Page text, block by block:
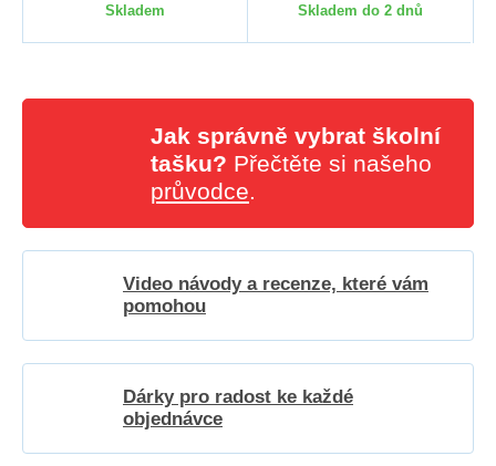
Skladem Skladem do 2 dnů
Jak správně vybrat školní
tašku? Přečtěte si našeho
průvodce
Video návody a recenze, které vám
pomohou
Dárky pro radost ke každé
objednávce